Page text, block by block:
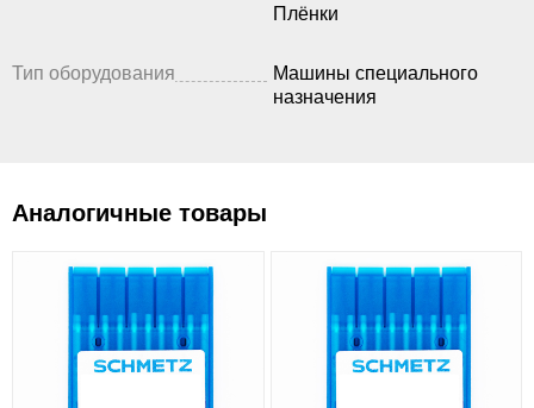
Плёнки
Тип оборудования
Машины специального
назначения
Аналогичные товары